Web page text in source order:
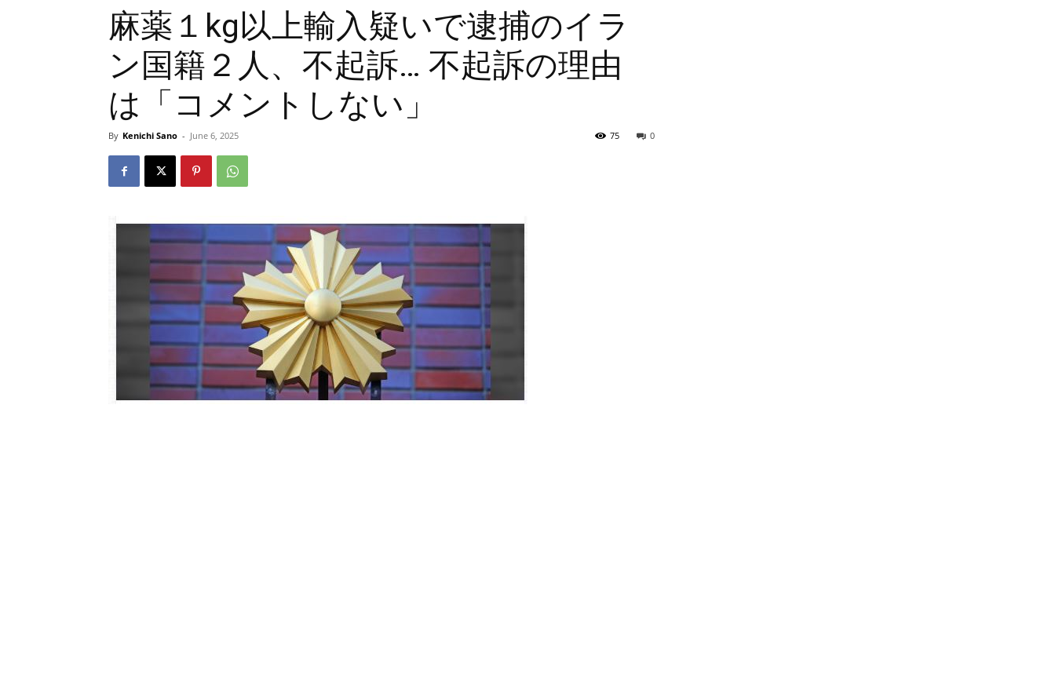
麻薬１kg以上輸入疑いで逮捕のイラ
ン国籍２人、不起訴… 不起訴の理由
は「コメントしない」
By Kenichi Sano - June 6, 2025 0
75